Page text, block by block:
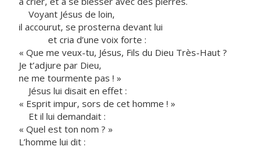
Voyant Jésus de loin,
il accourut, se prosterna devant lui
et cria d’une voix forte :
« Que me veux-tu, Jésus, Fils du Dieu Très-Haut ?
Je t’adjure par Dieu,
ne me tourmente pas ! »
Jésus lui disait en effet :
« Esprit impur, sors de cet homme ! »
Et il lui demandait :
« Quel est ton nom ? »
L’homme lui dit :